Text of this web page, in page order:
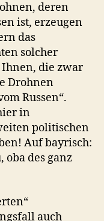
deren
ist, erzeugen
das
solcher
die zwar
Drohnen
Russen“.
in
politischen
Auf bayrisch:
oba des ganz
auch